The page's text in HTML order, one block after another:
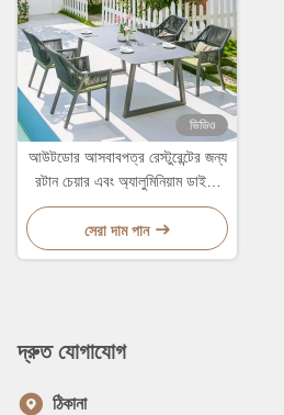
ভিডিও
আউটডোর আসবাবপত্র রেস্টুরেন্টের জন্য
রটান চেয়ার এবং অ্যালুমিনিয়াম ডাইনিং
টেবিল আউটডোর ডাইনিং
সেরা দাম পান
দ্রুত যোগাযোগ
ঠিকানা